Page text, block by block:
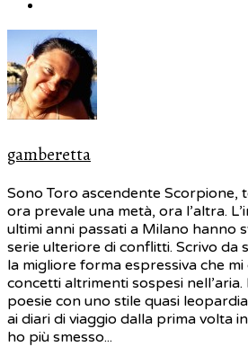
gamberetta
Sono Toro ascendente Scorpione,
ora prevale una metà, ora l’altra.
ultimi anni passati a Milano hanno
serie ulteriore di conflitti. Scrivo da
la migliore forma espressiva che
concetti altrimenti sospesi
poesie con uno stile quasi
ai diari di viaggio dalla prima volta
ho più smesso...